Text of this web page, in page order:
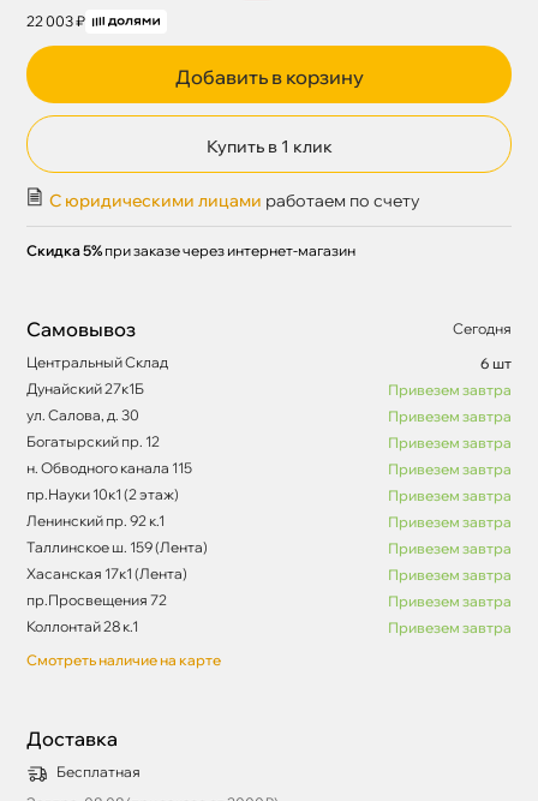
22 003 ₽
Добавить в корзину
Купить в 1 клик
С юридическими лицами работаем по счету
Скидка 5% при заказе через интернет-магазин
Самовывоз
Сегодня
Центральный Склад
6 шт
Дунайский 27к1Б
Привезем завтра
ул. Салова, д. 30
Привезем завтра
Богатырский пр. 12
Привезем завтра
н. Обводного канала 115
Привезем завтра
пр.Науки 10к1 (2 этаж)
Привезем завтра
Ленинский пр. 92 к.1
Привезем завтра
Таллинское ш. 159 (Лента)
Привезем завтра
Хасанская 17к1 (Лента)
Привезем завтра
пр.Просвещения 72
Привезем завтра
Коллонтай 28 к.1
Привезем завтра
Смотреть наличие на карте
Доставка
Бесплатная